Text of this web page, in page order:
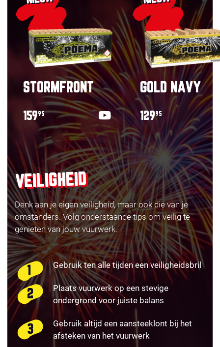
STORMFRONT
15995
GOLD NAVY
12995
VEILIGHEID
Denk aan je eigen veiligheid, maar ook die van je
omstanders. Volg onderstaande tips om veilig te
genieten van jouw vuurwerk.
Gebruik ten alle tijden een veiligheidsbril
Plaats vuurwerk op een stevige
ondergrond voor juiste balans
Gebruik altijd een aansteeklont bij het
afsteken van het vuurwerk